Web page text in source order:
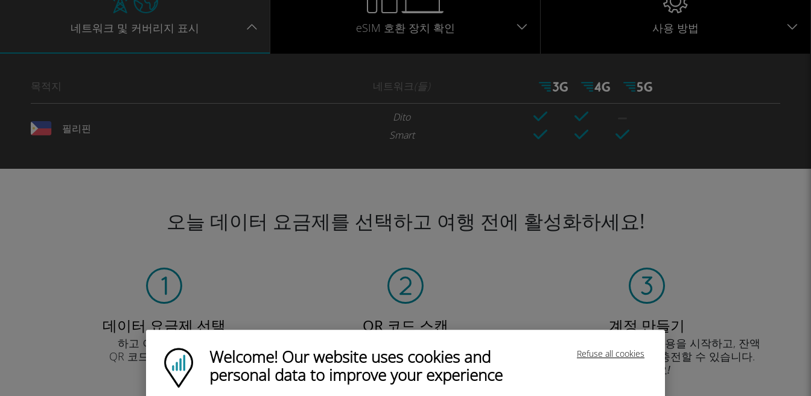
Refuse all cookies
Ubigi logo
Welcome! Our website uses cookies and
personal data to improve your experience
네트워크 및 커버리지 표시 eSIM 호환 장치 확인 사용 방법
목적지 네트워크(들)
필리핀
Dito
Smart
오늘 데이터 요금제를 선택하고 여행 전에 활성화하세요!
데이터 요금제 선택
하고 이메일을 통해
QR 코드로 받아보세요.
빨리!
QR 코드 스캔
유비기 eSIM을 설치하세요.간단합니다!
계정 만들기
을 클릭해 데이터 요금제 사용을 시작하고, 잔액
을 확인하고 이동 중에도 충전할 수 있습니다.
즐기세요!